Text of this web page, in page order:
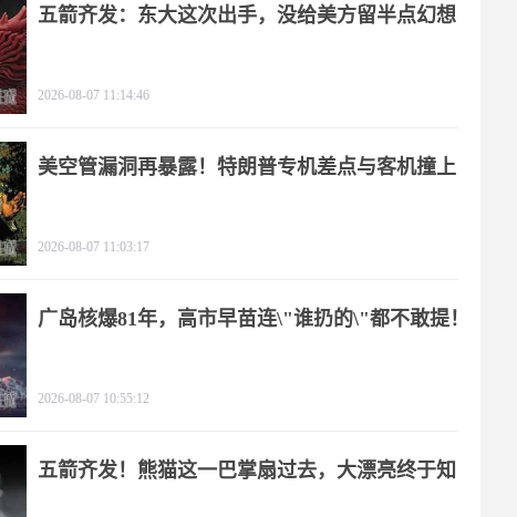
五箭齐发：东大这次出手，没给美方留半点幻想
2026-08-07 11:14:46
美空管漏洞再暴露！特朗普专机差点与客机撞上
2026-08-07 11:03:17
广岛核爆81年，高市早苗连\"谁扔的\"都不敢提！
2026-08-07 10:55:12
五箭齐发！熊猫这一巴掌扇过去，大漂亮终于知